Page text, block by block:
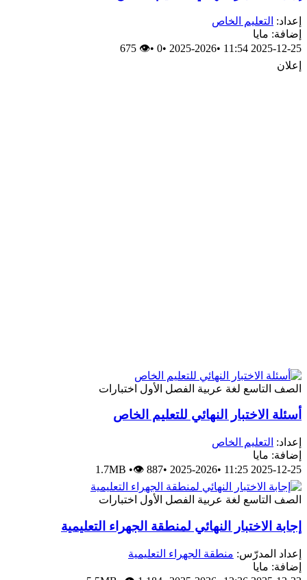
إعداد: التعليم الخاص
إضافة: مايا
2025-12-25 11:54
•
2025-2026
•
0
•
👁 675
إعلان
الصف التاسع لغة عربية الفصل الأول اختبارات
أسئلة الاختبار النهائي للتعليم الخاص
إعداد: التعليم الخاص
إضافة: مايا
2025-12-25 11:25
•
2025-2026
•
1.7MB •👁 887
الصف التاسع لغة عربية الفصل الأول اختبارات
إجابة الاختبار النهائي لمنطقة الجهراء التعليمية
إعداد المدرّس: منطقة الجهراء التعليمية
إضافة: مايا